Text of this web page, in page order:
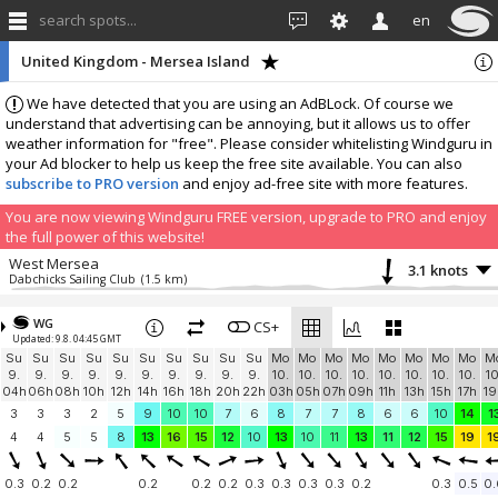
search spots... en
We have detected that you are using an AdBLock. Of course we
understand that advertising can be annoying, but it allows us to offer
weather information for "free". Please consider whitelisting Windguru in
your Ad blocker to help us keep the free site available. You can also
subscribe to PRO version and enjoy ad-free site with more features.
You are now viewing Windguru FREE version, upgrade to PRO and enjoy
the full power of this website!
United Kingdom - Mersea Island
West Mersea
Dabchicks Sailing Club (1.5 km) 3.1 knots
Marconi Sailing Club
Marconi SC (10.6 km)
Harlow Blackwater Sailing Club
hbsc (14.5 km)
0 knots
Maylandsea
0 knots
Royal Corinthian Yacht Club Burnham-on-Crouch
RCYCBurnham (18 km)
1.8 knots
Southend-on-Sea
WG
Updated: 9.8. 04:45 GMT
CS+
Su
9.
04h
Su
9.
06h
Su
9.
08h
Su
9.
10h
Su
9.
12h
Su
9.
14h
Su
9.
16h
Su
9.
18h
Su
9.
20h
Su
9.
22h
Mo
10.
03h
Mo
10.
05h
Mo
10.
07h
Mo
10.
09h
Mo
10.
11h
Mo
10.
13h
Mo
10.
15h
Mo
10.
17h
3
3 3 2 5 9 10 10 7 6 8 7 7 8 6 6 10 14
4
4 5 5 8 13 16 15 12 10 13 10 11 13 11 12 15 19
0.3 0.2 0.2 0.2 0.2 0.2 0.3 0.3 0.3 0.3 0.2 0.3 0.5